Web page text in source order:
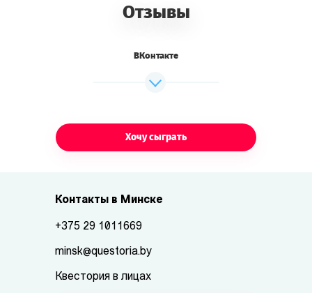
Отзывы
ВКонтакте
Хочу сыграть
Контакты в Минске
+375 29 1011669
minsk@questoria.by
Квестория в лицах